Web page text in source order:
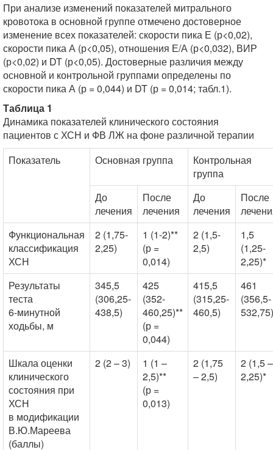
При анализе изменений показателей митрального
кровотока в основной группе отмечено достоверное
изменение всех показателей: скорости пика Е (р<0,02),
скорости пика А (р<0,05), отношения Е/А (р<0,032), ВИР
(р<0,02) и DT (р<0,05). Достоверные различия между
основной и контрольной группами определены по
скорости пика А (р = 0,044) и DT (р = 0,014; табл.1).
Таблица 1
Динамика показателей клинического состояния
пациентов с ХСН и ФВ ЛЖ на фоне различной терапии
Показатель
Основная группа
Контрольная
группа
До
лечения
После
лечения
До
лечения
После
Функциональная
классификация
ХСН
2 (1,75-
2,25)
1 (1-2)**
(р =
0,014)
2 (1,5-
2,5)
1,5
(1,25-
2,25)*
Результаты
теста
6-минутной
ходьбы, м
345,5
(306,25-
438,5)
425
(352-
460,25)**
(р =
0,044)
415,5
(315,25-
460,5)
461
(356,5-
Шкала оценки
клинического
состояния при
ХСН
в модификации
В.Ю.Мареева
(баллы)
2 (2 – 3)
1 (1 –
2,5)**
(р =
0,013)
2 (1,75
– 2,5)
2 (1,5 –
2,25)*